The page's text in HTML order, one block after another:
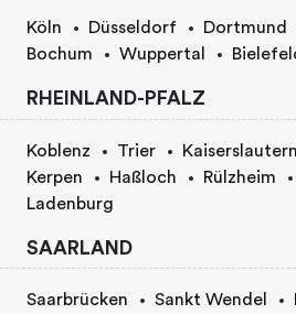
Köln Düsseldorf Dortmund
Bochum
Wuppertal
RHEINLAND-PFALZ
Koblenz Trier Kaiserslautern
Kerpen
Haßloch Rülzheim
Ladenburg
SAARLAND
Saarbrücken Sankt Wendel